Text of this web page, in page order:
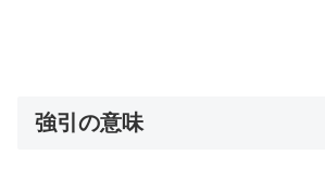
強引の意味